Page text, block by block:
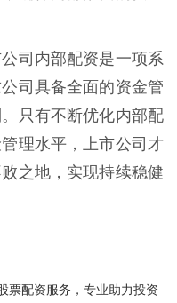
司内部配资是一项系
司具备全面的资金管
只有不断优化内部配
理水平，上市公司才
之地，实现持续稳健
票配资服务，专业助力投资